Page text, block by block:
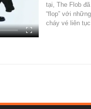
tại, The Flob
“flop” với
cháy vé liên